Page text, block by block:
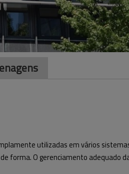
utilizadas em vários
forma. O gerenciamento adequado